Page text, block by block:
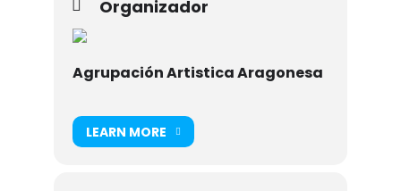
Organizador
Agrupación Artistica Aragonesa
LEARN MORE